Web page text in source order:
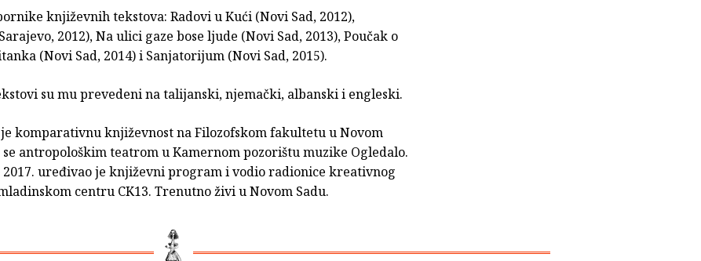
književnih tekstova: Radovi u Kući (Novi Sad, 2012),
2012), Na ulici gaze bose ljude (Novi Sad, 2013), Poučak o
(Novi Sad, 2014) i Sanjatorijum (Novi Sad, 2015).
su mu prevedeni na talijanski, njemački, albanski i engleski.
komparativnu književnost na Filozofskom fakultetu u Novom
se antropološkim teatrom u Kamernom pozorištu muzike Ogledalo.
2017. uređivao je književni program i vodio radionice kreativnog
centru CK13. Trenutno živi u Novom Sadu.